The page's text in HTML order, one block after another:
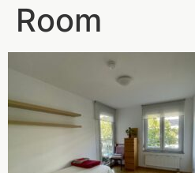
Room